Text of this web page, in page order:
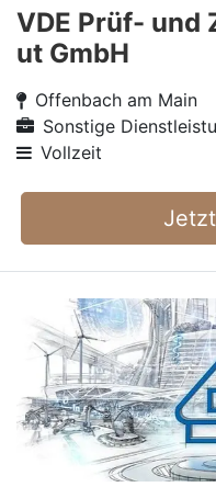
VDE Prüf-
ut GmbH
Offenbach am Main
Sonstige
Vollzeit